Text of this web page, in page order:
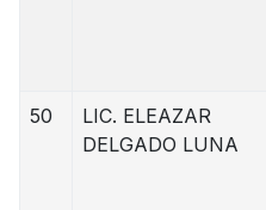
50
LIC. ELEAZAR
DELGADO LUNA